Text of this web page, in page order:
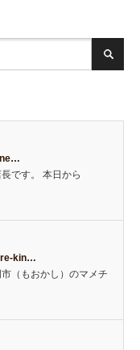
です。 本日から
kin…
（もおかし）のマメチ